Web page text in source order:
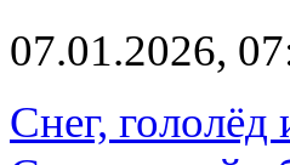
07.01.2026,
Снег, гололёд